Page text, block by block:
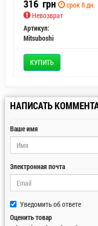
316 грн
срок 8 дн.
Невозврат
Артикул:
Mitsuboshi
КУПИТЬ
НАПИСАТЬ
Ваше имя
Электронная почта
Уведомить об ответе
Оценить товар